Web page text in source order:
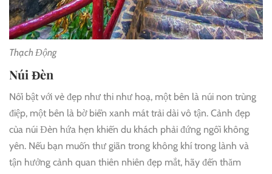
Thạch Động
Núi Đèn
Nổi bật với vẻ đẹp như thi như hoạ, một bên là núi non trùng
điệp, một bên là bờ biển xanh mát trải dài vô tận. Cảnh đẹp
của núi Đèn hứa hẹn khiến du khách phải đứng ngồi không
yên. Nếu bạn muốn thư giãn trong không khí trong lành và
tận hưởng cảnh quan thiên nhiên đẹp mắt, hãy đến thăm